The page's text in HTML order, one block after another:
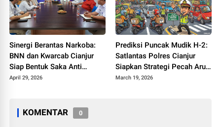
Sinergi Berantas Narkoba:
BNN dan Kwarcab Cianjur
Siap Bentuk Saka Anti
Narkotika
April 29, 2026
Prediksi Puncak Mudik H-2:
Satlantas Polres Cianjur
Siapkan Strategi Pecah Arus
ke Jalur Alternatif
March 19, 2026
KOMENTAR 0